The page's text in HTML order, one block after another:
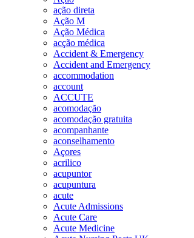
ação direta
Ação M
Ação Médica
acção médica
Accident & Emergency
Accident and Emergency
accommodation
account
ACCUTE
acomodação
acomodação gratuita
acompanhante
aconselhamento
Açores
acrilico
acupuntor
acupuntura
acute
Acute Admissions
Acute Care
Acute Medicine